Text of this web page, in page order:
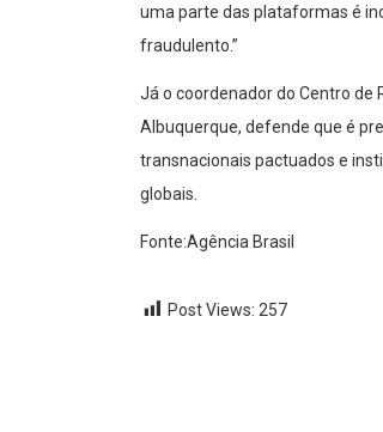
uma parte das plataformas é
fraudulento.”
Já o coordenador do Centro de
Albuquerque, defende que é
transnacionais pactuados e
globais.
Fonte:Agência Brasil
Post Views: 257